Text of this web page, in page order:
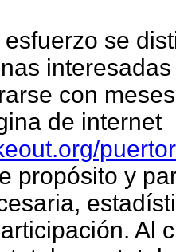
se
con
de internet
propósito y
Al